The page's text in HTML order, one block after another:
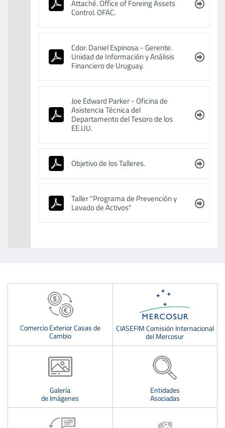
Login
USUARIO
Attaché. Office of Foreing Assets
Control. OFAC.
Cdor. Daniel Espinosa - Gerente.
Unidad de Información y Análisis
Financiero de Uruguay.
Joe Edward Parker - Oficina de
Asistencia Técnica del
Departamento del Tesoro de los
EE.UU.
Objetivo de los Talleres.
Taller "Programa de Prevención y
Lavado de Activos"
Comercio Exterior Casas de
Cambio
CIASEFIM Comisión Internacional
del Mercosur
Galería
de Imágenes
Entidades
Asociadas